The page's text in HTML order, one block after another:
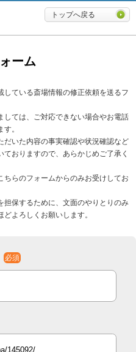
限に絞ったよりそうお
トップへ戻る
ーム
している斎場情報の修正依頼を送るフ
しては、ご対応できない場合やお電話
。
だいた内容の事実確認や状況確認など
おりますので、あらかじめご了承く
ちらのフォームからのみお受けしてお
担保するために、文面のやりとりのみ
よろしくお願いします。
必須